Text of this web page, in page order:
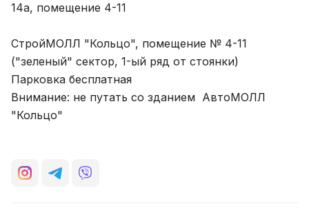
14а, помещение 4-11
СтройМОЛЛ "Кольцо", помещение № 4-11
("зеленый" сектор, 1-ый ряд от стоянки)
Парковка бесплатная
Внимание: не путать со зданием АвтоМОЛЛ
"Кольцо"